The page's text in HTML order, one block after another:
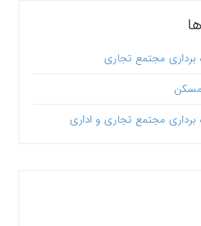
برداری مجتمع تجاری
مسکن
برداری مجتمع تجاری و اداری